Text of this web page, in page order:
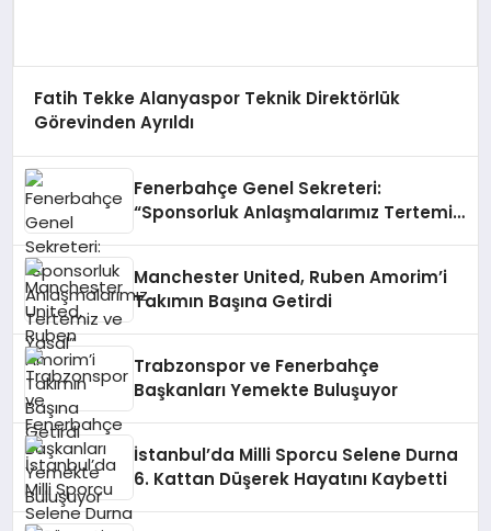
Fatih Tekke Alanyaspor Teknik Direktörlük
Görevinden Ayrıldı
Fenerbahçe Genel Sekreteri:
“Sponsorluk Anlaşmalarımız Tertemiz
Manchester United, Ruben Amorim’i
Takımın Başına Getirdi
Trabzonspor ve Fenerbahçe
Başkanları Yemekte Buluşuyor
İstanbul’da Milli Sporcu Selene Durna
6. Kattan Düşerek Hayatını Kaybetti